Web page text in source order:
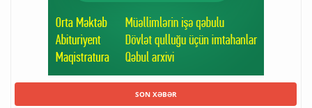
SON XƏBƏR